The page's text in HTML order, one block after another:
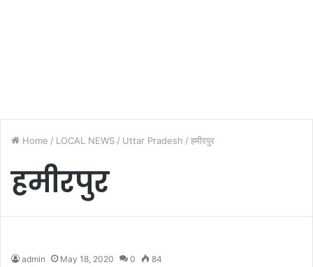
Home / LOCAL NEWS / Uttar Pradesh / हमीरपुर
हमीरपुर
admin May 18, 2020 0 84